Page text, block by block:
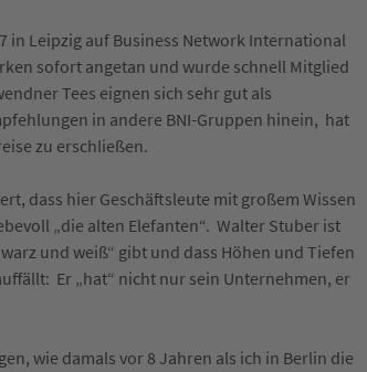
in Leipzig auf Business Network International
sofort angetan und wurde schnell Mitglied
Tees eignen sich sehr gut als
in andere BNI-Gruppen hinein, hat
zu erschließen.
dass hier Geschäftsleute mit großem Wissen
„die alten Elefanten“. Walter Stuber ist
und weiß“ gibt und dass Höhen und Tiefen
Er „hat“ nicht nur sein Unternehmen, er
wie damals vor 8 Jahren als ich in Berlin die